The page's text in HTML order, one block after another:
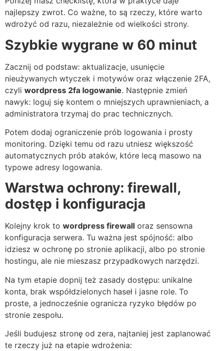
najlepszy zwrot. Co ważne, to są rzeczy, które warto
wdrożyć od razu, niezależnie od wielkości strony.
Szybkie wygrane w 60 minut
Zacznij od podstaw: aktualizacje, usunięcie
nieużywanych wtyczek i motywów oraz włączenie 2FA,
czyli wordpress 2fa logowanie. Następnie zmień
nawyk: loguj się kontem o mniejszych uprawnieniach, a
administratora trzymaj do prac technicznych.
Potem dodaj ograniczenie prób logowania i prosty
monitoring. Dzięki temu od razu utniesz większość
automatycznych prób ataków, które lecą masowo na
typowe adresy logowania.
Warstwa ochrony: firewall,
dostęp i konfiguracja
Kolejny krok to wordpress firewall oraz sensowna
konfiguracja serwera. Tu ważna jest spójność: albo
idziesz w ochronę po stronie aplikacji, albo po stronie
hostingu, ale nie mieszasz przypadkowych narzędzi.
Na tym etapie dopnij też zasady dostępu: unikalne
konta, brak współdzielonych haseł i jasne role. To
proste, a jednocześnie ogranicza ryzyko błędów po
stronie zespołu.
Jeśli budujesz stronę od zera, najtaniej jest zaplanować
te rzeczy już na etapie wdrożenia: